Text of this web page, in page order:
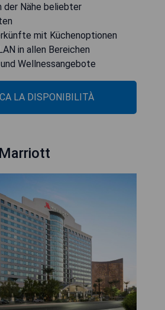
der Nähe beliebter
mit Küchenoptionen
in allen Bereichen
Wellnessangebote
LA DISPONIBILITÀ